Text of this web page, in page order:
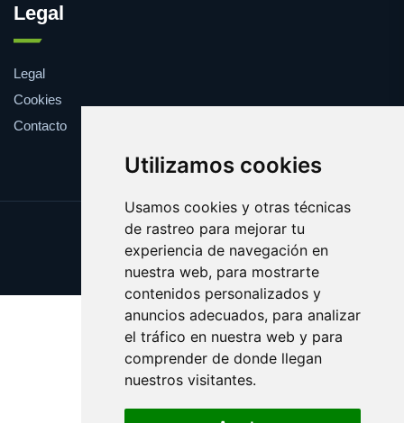
Utilizamos cookies
Usamos cookies y otras técnicas
de rastreo para mejorar tu
experiencia de navegación en
nuestra web, para mostrarte
contenidos personalizados y
anuncios adecuados, para analizar
el tráfico en nuestra web y para
comprender de donde llegan
nuestros visitantes.
Legal
Legal
Cookies
Contacto
Update cookies preferences
Copyright © 2025 centralnba.com